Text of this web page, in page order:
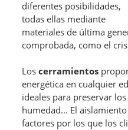
diferentes posibilidades,
todas ellas mediante
materiales de última
comprobada, como el
Loscerramientos
energética en cualquier
ideales para preservar
humedad... El
factores por los que los